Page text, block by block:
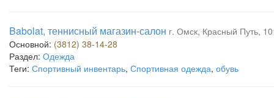
Babolat, теннисный магазин-салон г. Омск, Красный Путь,
Основной: (3812) 38-14-28
Раздел: Одежда
Теги: Спортивный инвентарь, Спортивная одежда, обувь